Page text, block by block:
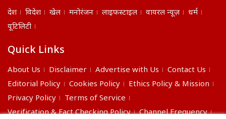
देश विदेश खेल मनोरंजन लाइफस्टाइल वायरल न्यूज़
धर्म
यूटिलिटी
Quick Links
About Us Disclaimer Advertise with Us
Contact Us
Editorial Policy
Cookies Policy
Ethics Policy & Mission
Privacy Policy
Terms of Service
Verification & Fact Checking Policy
Channel Frequency